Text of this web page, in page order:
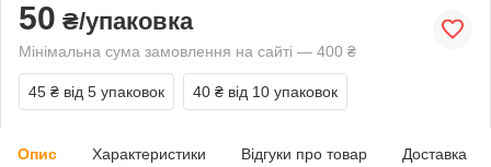
50 ₴/упаковка
Мінімальна сума замовлення на сайті — 400 ₴
45 ₴ від 5 упаковок 40 ₴ від 10 упаковок
Опис Характеристики Відгуки про товар Доставка